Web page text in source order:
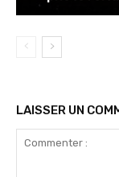
LAISSER UN